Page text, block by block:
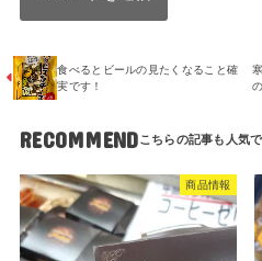
食べるとビールの見たくなること確
実です！
RECOMMEND
商品情報